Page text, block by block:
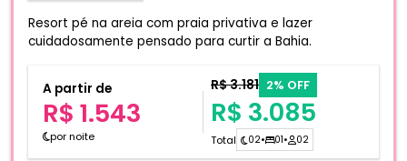
Resort pé na areia com praia privativa e lazer
cuidadosamente pensado para curtir a Bahia.
A partir de
R$ 1.543
por noite
R$ 3.181 2% OFF
R$ 3.085
Total 02• 01• 02